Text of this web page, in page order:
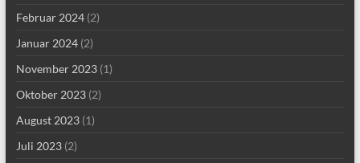
Februar 2024(2)
Januar 2024(2)
November 2023(1)
Oktober 2023(2)
August 2023(1)
Juli 2023(2)